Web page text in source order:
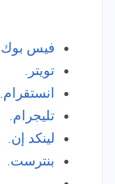
فيس بوك
تويتر .
انستقرام.
تليجرام.
لينكد إن.
بنترست.